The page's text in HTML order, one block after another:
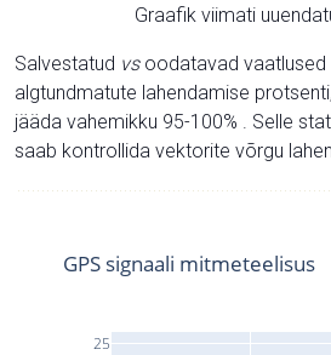
Graafik viimati
Salvestatud vsoodatavad vaatlused
algtundmatute lahendamise
jääda vahemikku 95-100% . Selle
saab kontrollida vektorite võrgu
25
GPS signaali mitmeteelisus